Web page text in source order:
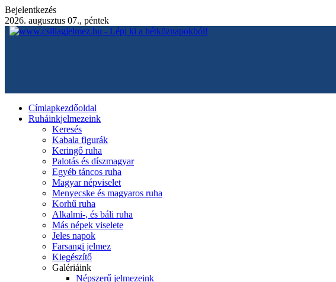
Bejelentkezés
2026. augusztus 07., péntek
Címlapkezdőoldal
Ruháinkjelmezeink
Keresés
Kabala figurák
Keringő ruha
Palotás és díszmagyar
Egyéb táncos ruha
Magyar népviselet
Menyecske és magyaros ruha
Korhű ruha
Alkalmi-, és báli ruha
Más népek viselete
Jeles napok
Farsangi jelmez
Kiegészítő
Galériáink
Népszerű jelmezeink